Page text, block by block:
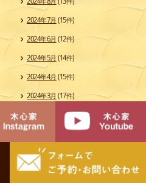
2024年7月 (15件)
2024年6月 (12件)
2024年5月 (14件)
2024年4月 (15件)
2024年3月 (17件)
2024年2月 (15件)
2024年1月 (13件)
2023年12月(12件)
2023年11月(17件)